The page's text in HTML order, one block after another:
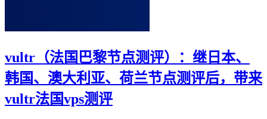
vultr（法国巴黎节点测评）：继日本、
韩国、澳大利亚、荷兰节点测评后，带来
vultr法国vps测评